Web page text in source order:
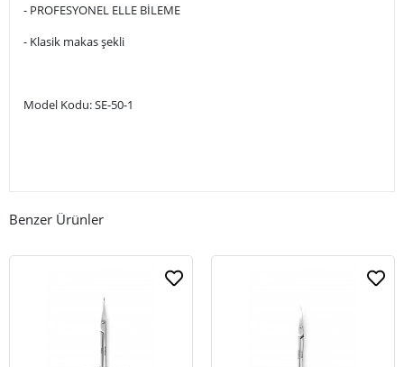
- PROFESYONEL ELLE BİLEME
- Klasik makas şekli
Model Kodu: SE-50-1
Benzer Ürünler